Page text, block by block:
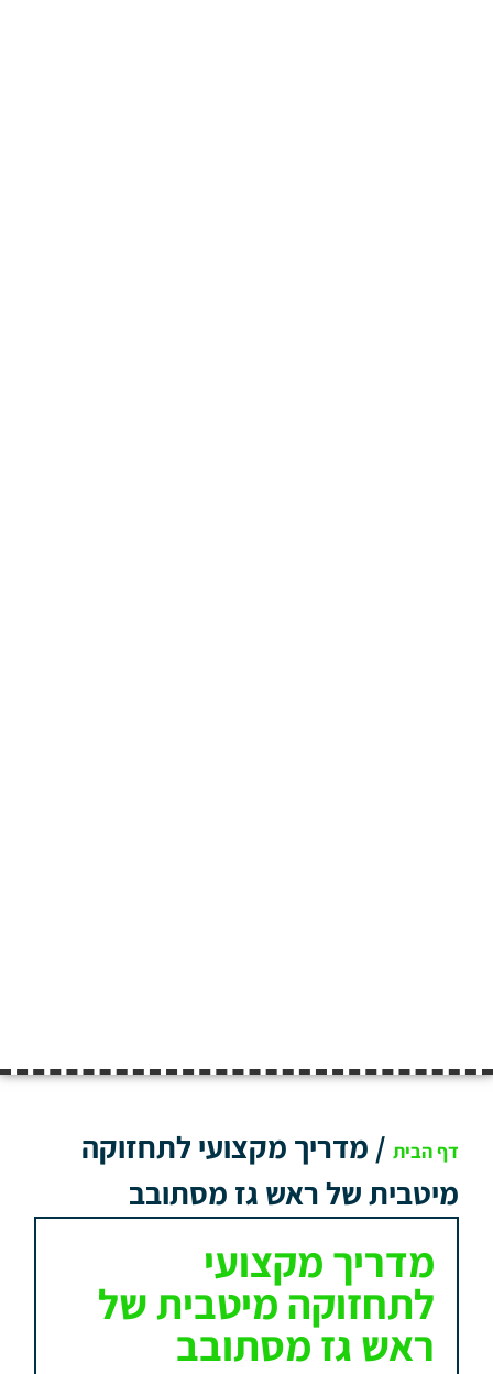
דף הבית / מדריך מקצועי לתחזוקה
מיטבית של ראש גז מסתובב
מדריך מקצועי
לתחזוקה מיטבית של
ראש גז מסתובב